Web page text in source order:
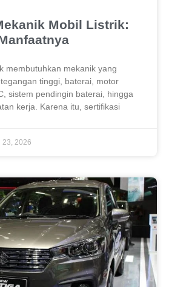
Mobil Listrik:
membutuhkan mekanik yang
tinggi, baterai, motor
sistem pendingin baterai, hingga
kerja. Karena itu, sertifikasi
23, 2026